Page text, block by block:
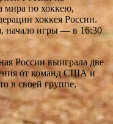
мира по хоккею,
хоккея России.
начало игры — в 16:30
России выиграла две
от команд США и
в своей группе,